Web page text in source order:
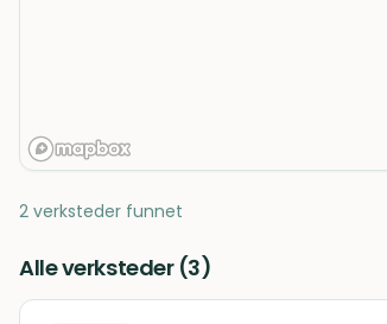
2 verksteder funnet
Alle verksteder (3)